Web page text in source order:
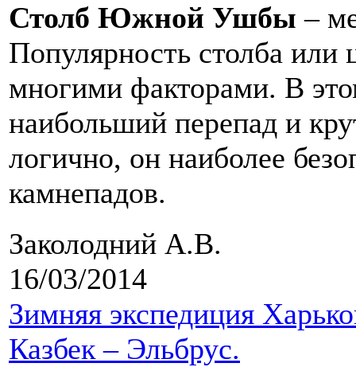
Столб Южной Ушбы –
Популярность столба
многими факторами. В
наибольший перепад и
логично, он наиболее
камнепадов.
Заколодний А.В.
16/03/2014
Зимняя экспедиция
Казбек – Эльбрус.